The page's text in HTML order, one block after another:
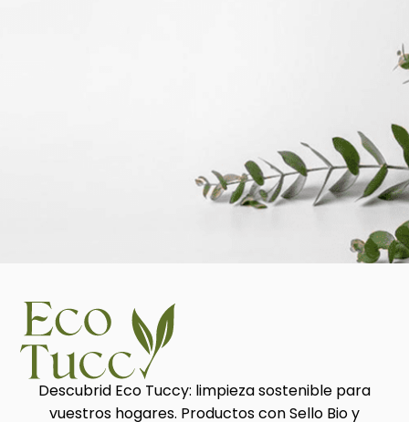
Descubrid Eco Tuccy: limpieza sostenible para
vuestros hogares. Productos con Sello Bio y